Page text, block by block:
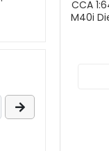
CCA
M40i